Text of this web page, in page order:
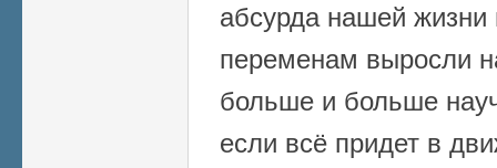
абсурда нашей жизни
переменам выросли
больше и больше
если всё придет в